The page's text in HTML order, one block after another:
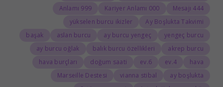
444 Mesajı
000 Kariyer Anlamı
999 Anlamı
Ay Boşlukta Takvimi
yükselen burcu ikizler
yengeç burcu
ay burcu yengeç
aslan burcu
başak
akrep burcu
balık burcu özellikleri
ay burcu oğlak
hava
4.ev
6.ev
doğum saati
hava burçları
ay boşlukta
vianna stibal
Marseille Destesi